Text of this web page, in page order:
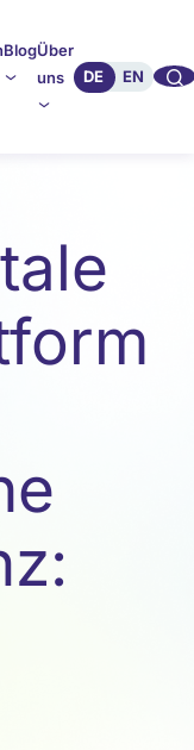
BlogÜber
uns
DE EN 🔍︎︎